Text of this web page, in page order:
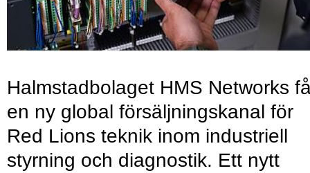
Halmstadbolaget HMS Networks
en ny global försäljningskanal för
Red Lions teknik inom industriell
styrning och diagnostik. Ett nytt